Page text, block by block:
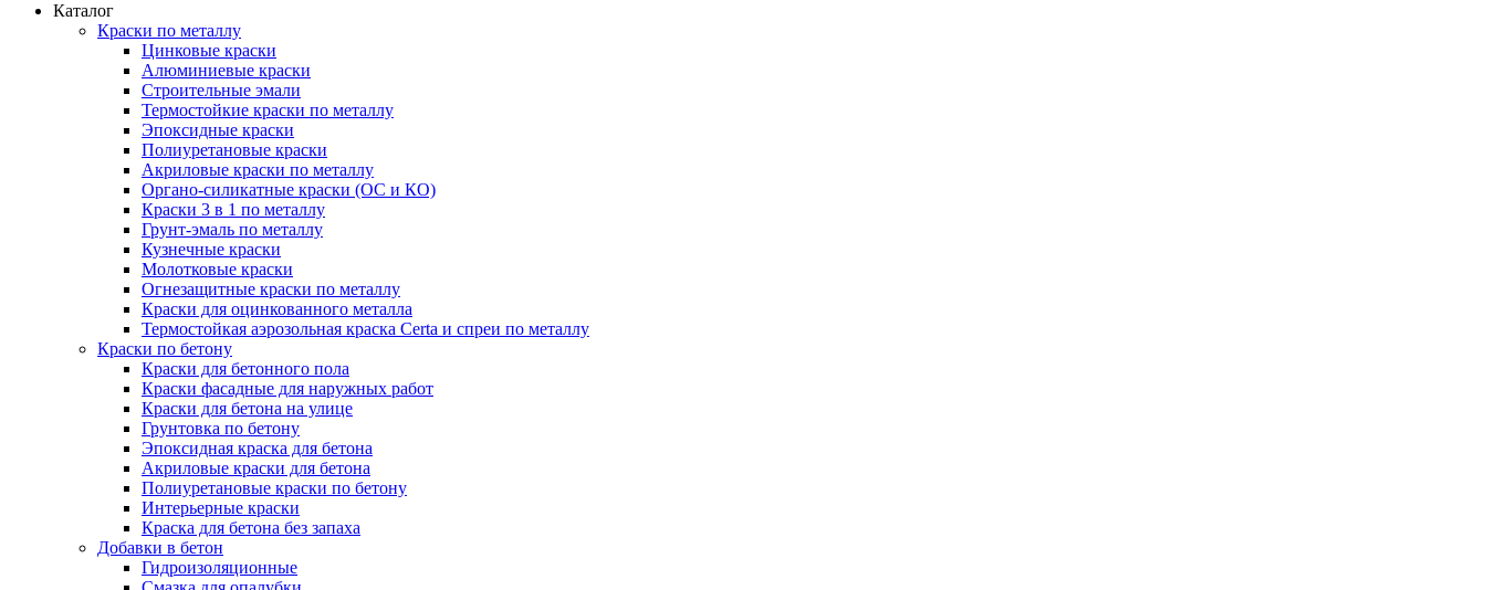
Каталог
Краски по металлу
Цинковые краски
Алюминиевые краски
Строительные эмали
Термостойкие краски по металлу
Эпоксидные краски
Полиуретановые краски
Акриловые краски по металлу
Органо-силикатные краски (ОС и КО)
Краски 3 в 1 по металлу
Грунт-эмаль по металлу
Кузнечные краски
Молотковые краски
Огнезащитные краски по металлу
Краски для оцинкованного металла
Термостойкая аэрозольная краска Certa и спреи по металлу
Краски по бетону
Краски для бетонного пола
Краски фасадные для наружных работ
Краски для бетона на улице
Грунтовка по бетону
Эпоксидная краска для бетона
Акриловые краски для бетона
Полиуретановые краски по бетону
Интерьерные краски
Краска для бетона без запаха
Добавки в бетон
Гидроизоляционные